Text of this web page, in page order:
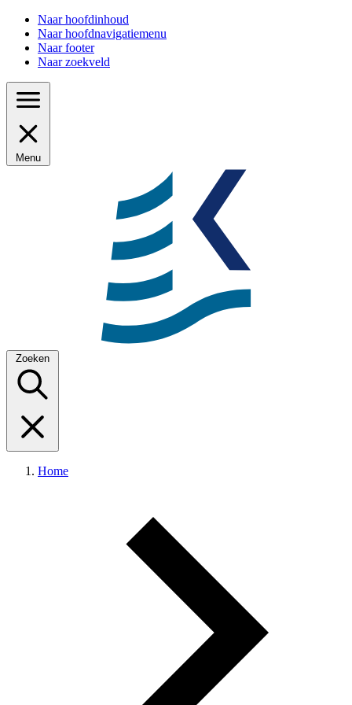
Naar hoofdinhoud
Naar hoofdnavigatiemenu
Naar footer
Naar zoekveld
Menu
Zoeken
Home